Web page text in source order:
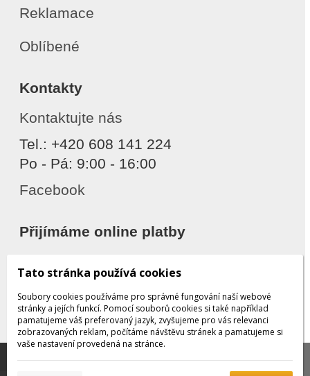
Reklamace
Oblíbené
Kontakty
Kontaktujte nás
Tel.: +420 608 141 224
Po - Pá: 9:00 - 16:00
Facebook
Přijímáme online platby
Děkujeme za důvěru
pomáhají poskytovat služby. Používáním našich služeb
Tato stránka používá cookies
Soubory cookies používáme pro správné fungování naší webové
stránky a jejích funkcí. Pomocí souborů cookies si také například
pamatujeme váš preferovaný jazyk, zvyšujeme pro vás relevanci
zobrazovaných reklam, počítáme návštěvu stránek a pamatujeme si
vaše nastavení provedená na stránce.